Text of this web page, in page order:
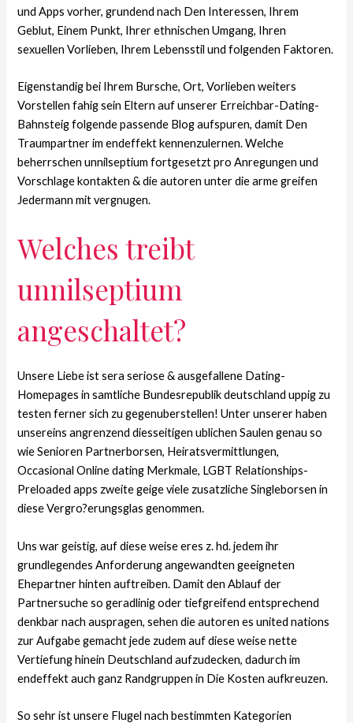
und Apps vorher, grundend nach Den Interessen, Ihrem
Geblut, Einem Punkt, Ihrer ethnischen Umgang, Ihren
sexuellen Vorlieben, Ihrem Lebensstil und folgenden Faktoren.
Eigenstandig bei Ihrem Bursche, Ort, Vorlieben weiters
Vorstellen fahig sein Eltern auf unserer Erreichbar-Dating-
Bahnsteig folgende passende Blog aufspuren, damit Den
Traumpartner im endeffekt kennenzulernen. Welche
beherrschen unnilseptium fortgesetzt pro Anregungen und
Vorschlage kontakten & die autoren unter die arme greifen
Jedermann mit vergnugen.
Welches treibt
unnilseptium
angeschaltet?
Unsere Liebe ist sera seriose & ausgefallene Dating-
Homepages in samtliche Bundesrepublik deutschland uppig zu
testen ferner sich zu gegenuberstellen! Unter unserer haben
unsereins angrenzend diesseitigen ublichen Saulen genau so
wie Senioren Partnerborsen, Heiratsvermittlungen,
Occasional Online dating Merkmale, LGBT Relationships-
Preloaded apps zweite geige viele zusatzliche Singleborsen in
diese Vergro?erungsglas genommen.
Uns war geistig, auf diese weise eres z. hd. jedem ihr
grundlegendes Anforderung angewandten geeigneten
Ehepartner hinten auftreiben. Damit den Ablauf der
Partnersuche so geradlinig oder tiefgreifend entsprechend
denkbar nach auspragen, sehen die autoren es united nations
zur Aufgabe gemacht jede zudem auf diese weise nette
Vertiefung hinein Deutschland aufzudecken, dadurch im
endeffekt auch ganz Randgruppen in Die Kosten aufkreuzen.
So sehr ist unsere Flugel nach bestimmten Kategorien